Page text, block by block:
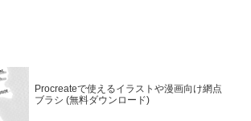
Procreateで使えるイラストや漫画向け網点
ブラシ (無料ダウンロード)